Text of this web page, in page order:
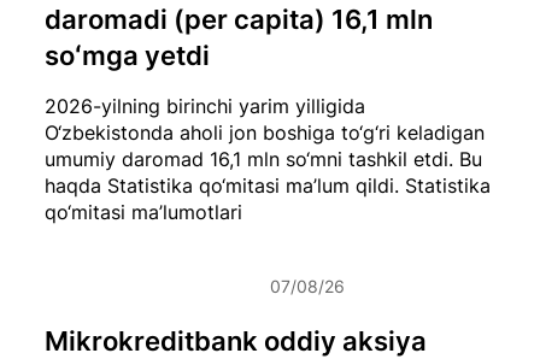
2026-yilning birinchi yarim yilligida
O‘zbekistonda aholi jon boshiga to‘g‘ri keladigan
umumiy daromad 16,1 mln so‘mni tashkil etdi. Bu
haqda Statistika qo‘mitasi ma’lum qildi. Statistika
qo‘mitasi ma’lumotlari
daromadi (per capita) 16,1 mln
soʻmga yetdi
Mikrokreditbank oddiy aksiya
07/08/26